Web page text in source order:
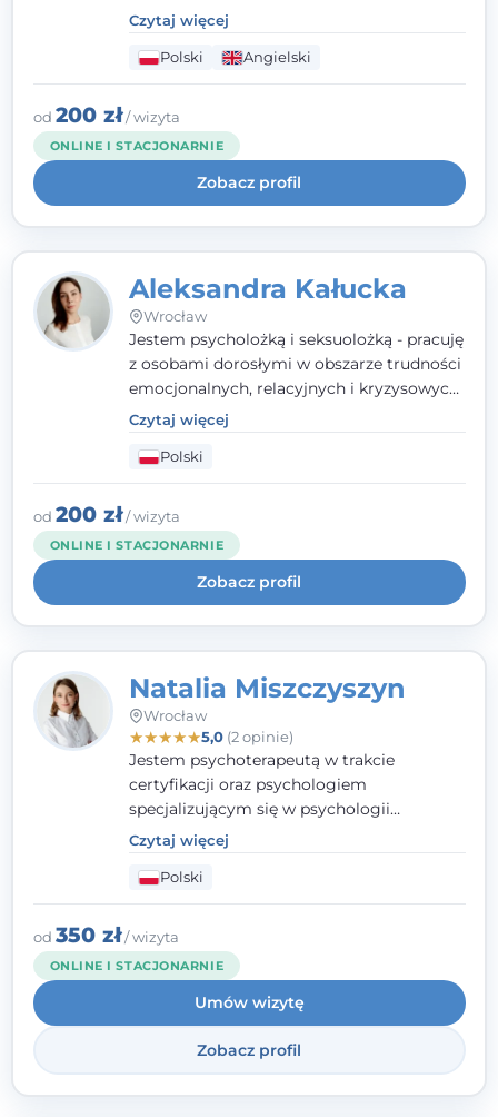
parami. Specjalizuję się w obszarze zdrowia
seksualnego, żałoby, kryzysów życiowych i
wypalenia zawodowego. Pracuję w języku
polskim i angielskim, w podejściu
humanistycznym, opartym na
partnerstwie i podmiotowości klienta.
Czytaj więcej
Polski Angielski
od 200 zł/ wizyta
ONLINE I STACJONARNIE
Zobacz profil
Aleksandra Kałucka
Wrocław
Jestem psycholożką i seksuolożką - pracuję
z osobami dorosłymi w obszarze trudności
emocjonalnych, relacyjnych i kryzysowych,
w tym z osobami po doświadczeniach
przemocy. Ukończyłam psychologię
kliniczną oraz studia podyplomowe z
interwencji kryzysowej i seksuologii
klinicznej na SWPS we Wrocławiu. W pracy
kieruję się empatią, etyką zawodową i
uważnością na potrzeby klienta.
Czytaj więcej
Polski
od 200 zł/ wizyta
ONLINE I STACJONARNIE
Zobacz profil
Natalia Miszczyszyn
Wrocław
★★★★★5,0(2 opinie)
Jestem psychoterapeutą w trakcie
certyfikacji oraz psychologiem
specjalizującym się w psychologii
klinicznej. Ukończyłam również studia
podyplomowe z Praktycznej Diagnozy
Psychologicznej. Aktywnie uczestniczę w
działalności Polskiego Towarzystwa
Psychiatrycznego oraz Polskiego
Towarzystwa Psychologicznego, a także
jestem członkiem nadzwyczajnym
Wielkopolskiego Towarzystwa Terapii
Systemowej.
Czytaj więcej
Polski
od 350 zł/ wizyta
ONLINE I STACJONARNIE
Umów wizytę
Zobacz profil